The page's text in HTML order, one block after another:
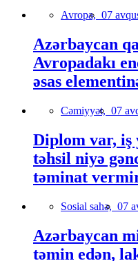
Avropa, 07
Azərbaycan
Avropadakı
əsas
Cəmiyyət, 07
Diplom var, iş
təhsil niyə
təminat
Sosial sahə, 07
Azərbaycan
təmin edən,